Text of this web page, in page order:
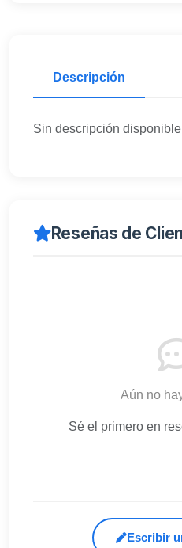
Descripción
Sin descripción disponible
Reseñas de
Aún no
Sé el primero en
Escribir